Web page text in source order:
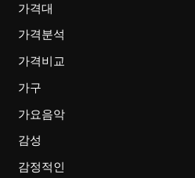
가격대
가격분석
가격비교
가구
가요음악
감성
감정적인